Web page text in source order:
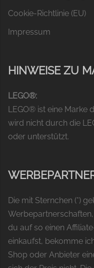
Cookie-Richtlinie (EU)
Impressum
HINWEISE ZU
LEGO®:
LEGO® ist eine Marke
wird nicht durch die
oder unterstützt.
Die mit Sternchen (*)
du auf so einen
einkaufst, bekomme
Shop oder Anbieter